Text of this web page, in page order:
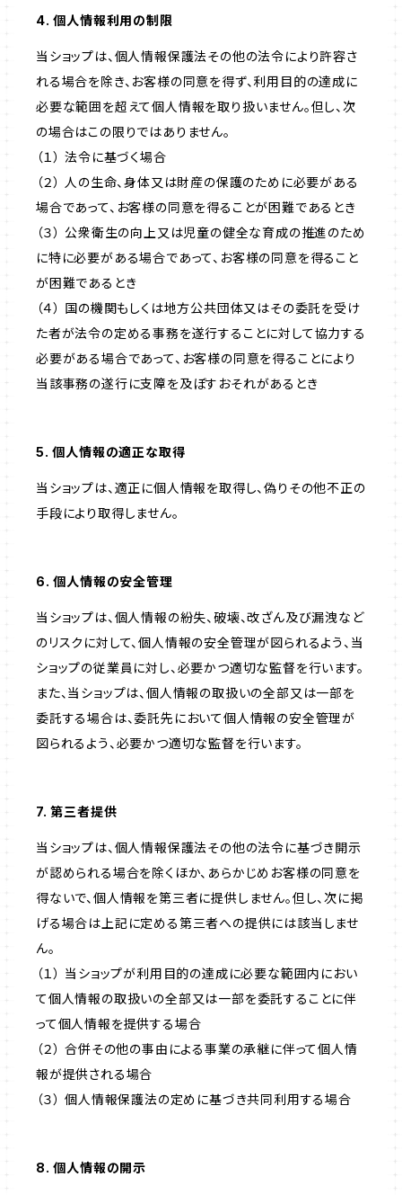
4. 個人情報利用の制限
当ショップは、個人情報保護法その他の法令により許容さ
れる場合を除き、お客様の同意を得ず、利用目的の達成に
必要な範囲を超えて個人情報を取り扱いません。但し、次
の場合はこの限りではありません。
（１） 法令に基づく場合
（２） 人の生命、身体又は財産の保護のために必要がある
場合であって、お客様の同意を得ることが困難であるとき
（３） 公衆衛生の向上又は児童の健全な育成の推進のため
に特に必要がある場合であって、お客様の同意を得ること
が困難であるとき
（４） 国の機関もしくは地方公共団体又はその委託を受け
た者が法令の定める事務を遂行することに対して協力する
必要がある場合であって、お客様の同意を得ることにより
当該事務の遂行に支障を及ぼすおそれがあるとき
5. 個人情報の適正な取得
当ショップは、適正に個人情報を取得し、偽りその他不正の
手段により取得しません。
6. 個人情報の安全管理
当ショップは、個人情報の紛失、破壊、改ざん及び漏洩など
のリスクに対して、個人情報の安全管理が図られるよう、当
ショップの従業員に対し、必要かつ適切な監督を行います。
また、当ショップは、個人情報の取扱いの全部又は一部を
委託する場合は、委託先において個人情報の安全管理が
図られるよう、必要かつ適切な監督を行います。
7. 第三者提供
当ショップは、個人情報保護法その他の法令に基づき開示
が認められる場合を除くほか、あらかじめお客様の同意を
得ないで、個人情報を第三者に提供しません。但し、次に掲
げる場合は上記に定める第三者への提供には該当しませ
ん。
（１） 当ショップが利用目的の達成に必要な範囲内におい
て個人情報の取扱いの全部又は一部を委託することに伴
って個人情報を提供する場合
（２） 合併その他の事由による事業の承継に伴って個人情
報が提供される場合
（３） 個人情報保護法の定めに基づき共同利用する場合
8. 個人情報の開示